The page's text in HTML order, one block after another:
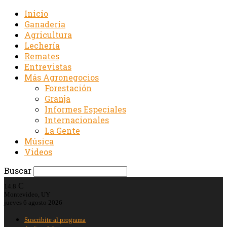
Inicio
Ganadería
Agricultura
Lechería
Remates
Entrevistas
Más Agronegocios
Forestación
Granja
Informes Especiales
Internacionales
La Gente
Música
Videos
Buscar
14.8 C
Montevideo, UY
jueves 6 agosto 2026
Suscribite al programa